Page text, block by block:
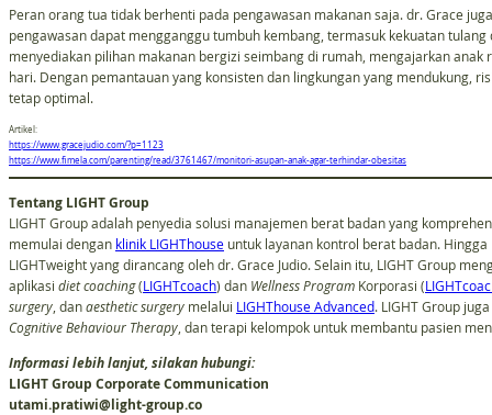
Peran orang tua tidak berhenti pada pengawasan makanan saja. dr. Grace
pengawasan dapat mengganggu tumbuh kembang, termasuk kekuatan
menyediakan pilihan makanan bergizi seimbang di rumah, mengajarkan
hari. Dengan pemantauan yang konsisten dan lingkungan yang mendukung,
tetap optimal.
Artikel:
https://www.gracejudio.com/?p=1123
https://www.fimela.com/parenting/read/3761467/monitori-asupan-anak-agar-terhindar-obesitas
Tentang LIGHT Group
LIGHT Group adalah penyedia solusi manajemen berat badan yang
memulai dengan klinik LIGHThouse untuk layanan kontrol berat badan.
LIGHTweight yang dirancang oleh dr. Grace Judio. Selain itu, LIGHT Group
aplikasi diet coaching(LIGHTcoach) dan WellnessProgram Korporasi (
surgery, danaesthetic surgery melalui LIGHThouse Advanced. LIGHT Group
Cognitive Behaviour Therapy, dan terapi kelompok untuk membantu pasien
Informasi lebih lanjut, silakan hubungi:
LIGHT Group Corporate Communication
utami.pratiwi@light-group.co